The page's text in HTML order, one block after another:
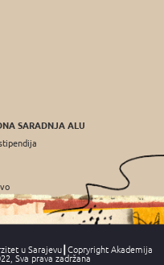
SARADNJA ALU
u Sarajevu┃Copryright Akademija
Sva prava zadržana